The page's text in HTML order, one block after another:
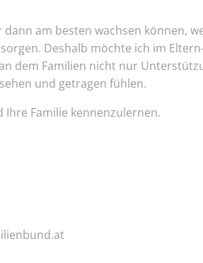
am besten wachsen können,
Deshalb möchte ich im
dem Familien nicht nur
und getragen fühlen.
Ihre Familie kennenzulernen.